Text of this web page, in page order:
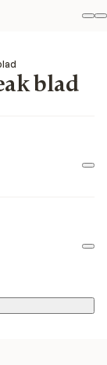
blad